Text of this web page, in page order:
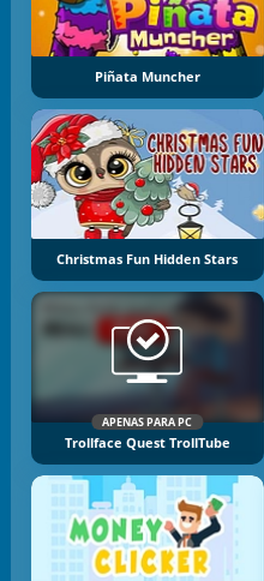
Piñata Muncher
Christmas Fun Hidden Stars
APENAS PARA PC
Trollface Quest TrollTube